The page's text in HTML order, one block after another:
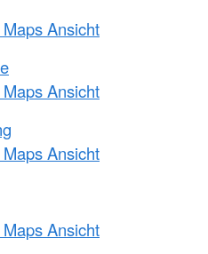
Ansicht
Ansicht
Ansicht
Ansicht